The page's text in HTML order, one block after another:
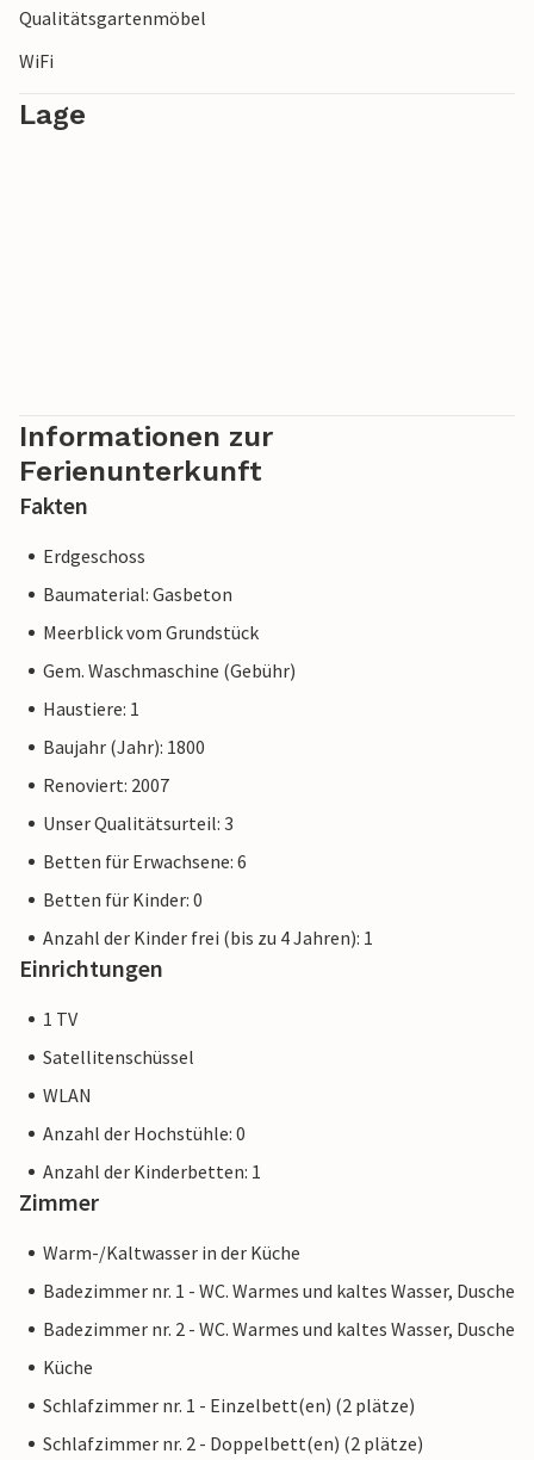
Qualitätsgartenmöbel
WiFi
Lage
Informationen zur
Ferienunterkunft
Fakten
Erdgeschoss
Baumaterial: Gasbeton
Meerblick vom Grundstück
Gem. Waschmaschine (Gebühr)
Haustiere: 1
Baujahr (Jahr): 1800
Renoviert: 2007
Unser Qualitätsurteil: 3
Betten für Erwachsene: 6
Betten für Kinder: 0
Anzahl der Kinder frei (bis zu 4 Jahren): 1
Einrichtungen
1 TV
Satellitenschüssel
WLAN
Anzahl der Hochstühle: 0
Anzahl der Kinderbetten: 1
Zimmer
Warm-/Kaltwasser in der Küche
Badezimmer nr. 1 - WC. Warmes und kaltes Wasser, Dusche
Badezimmer nr. 2 - WC. Warmes und kaltes Wasser, Dusche
Küche
Schlafzimmer nr. 1 - Einzelbett(en) (2 plätze)
Schlafzimmer nr. 2 - Doppelbett(en) (2 plätze)